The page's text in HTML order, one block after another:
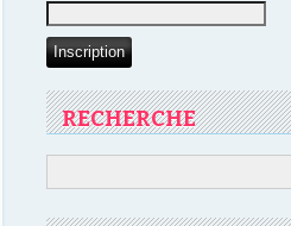
RECHERCHE